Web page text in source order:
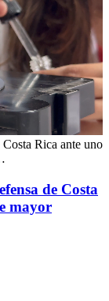
Rica ante uno
de Costa
mayor